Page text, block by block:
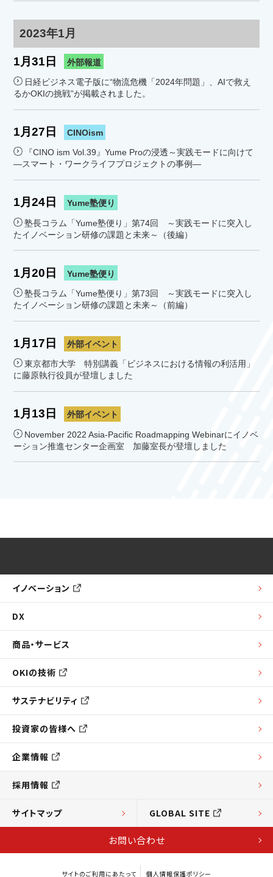
2023年1月
1月31日 外部報道
日経ビジネス電子版に“物流危機「2024年問題」、AIで救え
るかOKIの挑戦”が掲載されました。
1月27日 CINOism
『CINO ism Vol.39』Yume Proの浸透～実践モードに向けて
―スマート・ワークライフプロジェクトの事例―
1月24日 Yume塾便り
塾長コラム「Yume塾便り」第74回 ～実践モードに突入し
たイノベーション研修の課題と未来～（後編）
1月20日 Yume塾便り
塾長コラム「Yume塾便り」第73回 ～実践モードに突入し
たイノベーション研修の課題と未来～（前編）
1月17日 外部イベント
東京都市大学 特別講義「ビジネスにおける情報の利活用」
に藤原執行役員が登壇しました
1月13日 外部イベント
November 2022 Asia-Pacific Roadmapping Webinarにイノベ
ーション推進センター企画室 加藤室長が登壇しました
イノベーション
DX
商品・サービス
OKIの技術
サステナビリティ
投資家の皆様へ
企業情報
採用情報
サイトマップ GLOBAL SITE
お問い合わせ
サイトのご利用にあたって 個人情報保護ポリシー